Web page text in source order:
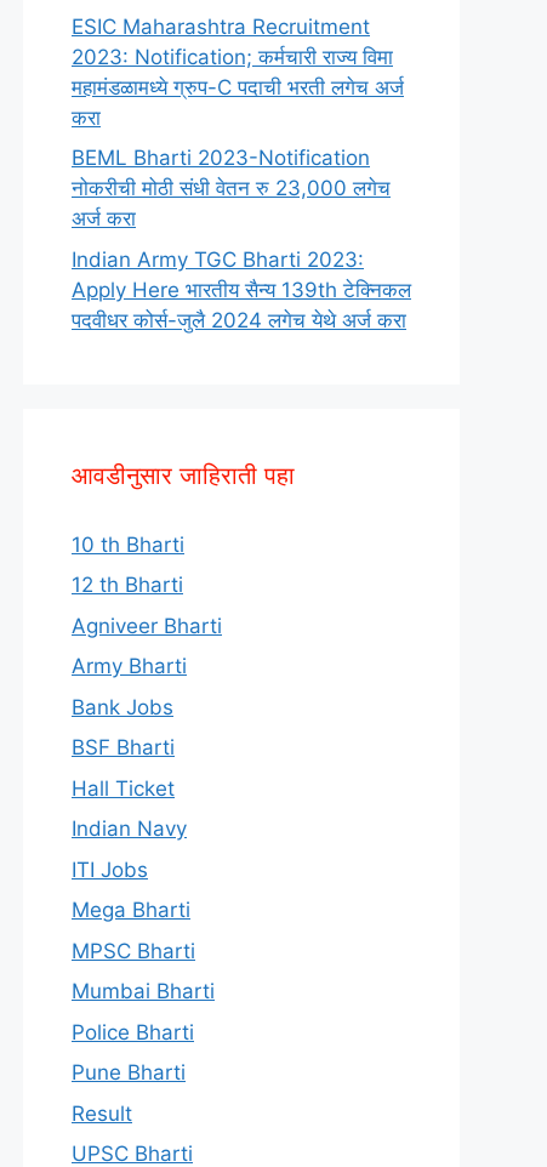
ESIC Maharashtra Recruitment
2023: Notification; कर्मचारी राज्य विमा
महामंडळामध्ये ग्रुप-C पदाची भरती लगेच अर्ज
करा
BEML Bharti 2023-Notification
नोकरीची मोठी संधी वेतन रु 23,000 लगेच
अर्ज करा
Indian Army TGC Bharti 2023:
Apply Here भारतीय सैन्य 139th टेक्निकल
पदवीधर कोर्स-जुलै 2024 लगेच येथे अर्ज करा
आवडीनुसार जाहिराती पहा
10 th Bharti
12 th Bharti
Agniveer Bharti
Army Bharti
Bank Jobs
BSF Bharti
Hall Ticket
Indian Navy
ITI Jobs
Mega Bharti
MPSC Bharti
Mumbai Bharti
Police Bharti
Pune Bharti
Result
UPSC Bharti